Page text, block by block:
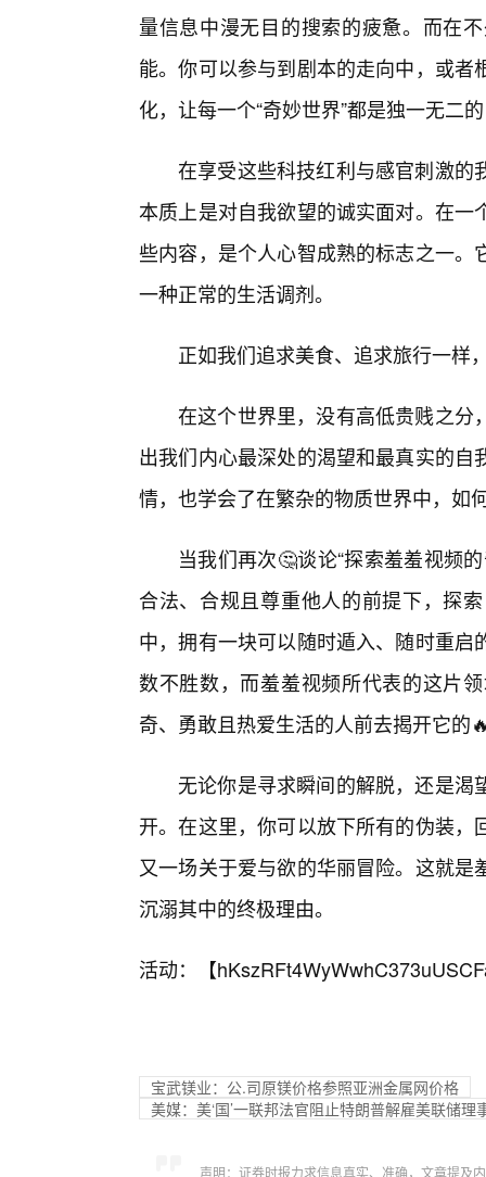
量信息中漫无目的搜索的疲惫。而在
能。你可以参与到剧本的走向中，或
化，让每一个“奇妙世界”都是独一无二
在享受这些科技红利与感官刺激的
本质上是对自我欲望的诚实面对。在
些内容，是个人心智成熟的标志之一
一种正常的生活调剂。
正如我们追求美食、追求旅行一样
在这个世界里，没有高低贵贱之分
出我们内心最深处的渴望和最真实的
情，也学会了在繁杂的物质世界中，如
当我们再次🤔谈论“探索羞羞视频
合法、合规且尊重他人的前提下，探
中，拥有一块可以随时遁入、随时重
数不胜数，而羞羞视频所代表的这片
奇、勇敢且热爱生活的人前去揭开它的
无论你是寻求瞬间的解脱，还是
开。在这里，你可以放下所有的伪装
又一场关于爱与欲的华丽冒险。这就
沉溺其中的终极理由。
活动：【
宝武镁业：公.司原镁价格参照亚洲金属网价格
美媒：美‘国’一联邦法官阻止特朗普解雇美联储理
声明：证券时报力求信息真实、准确，文章提及